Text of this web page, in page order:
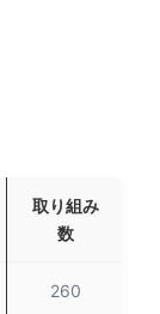
取り組み
数
260